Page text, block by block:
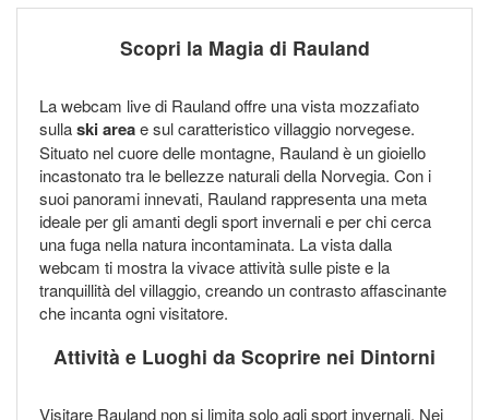
Scopri la Magia di Rauland
La webcam live di Rauland offre una vista mozzafiato
sullaski areae sul caratteristico villaggio norvegese.
Situato nel cuore delle montagne, Rauland è un gioiello
incastonato tra le bellezze naturali della Norvegia. Con i
suoi panorami innevati, Rauland rappresenta una meta
ideale per gli amanti degli sport invernali e per chi cerca
una fuga nella natura incontaminata. La vista dalla
webcam ti mostra la vivace attività sulle piste e la
tranquillità del villaggio, creando un contrasto affascinante
che incanta ogni visitatore.
Attività e Luoghi da Scoprire nei Dintorni
Visitare Rauland non si limita solo agli sport invernali. Nei